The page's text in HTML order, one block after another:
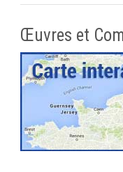
Œuvres et